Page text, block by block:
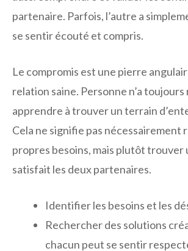
partenaire. Parfois, l’autre a
se sentir écouté et compris.
Le compromis est une pierre
relation saine. Personne n’a toujours
apprendre à trouver un terrain
Cela ne signifie pas nécessairement
propres besoins, mais plutôt trouver
satisfait les deux partenaires.
Identifier les besoins et les
Rechercher des solutions
chacun peut se sentir